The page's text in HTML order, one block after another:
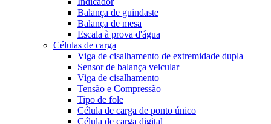
Balança de guindaste
Balança de mesa
Escala à prova d'água
Células de carga
Viga de cisalhamento de extremidade dupla
Sensor de balança veicular
Viga de cisalhamento
Tensão e Compressão
Tipo de fole
Célula de carga de ponto único
Célula de carga digital